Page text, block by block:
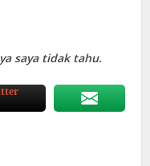
saya tidak tahu.